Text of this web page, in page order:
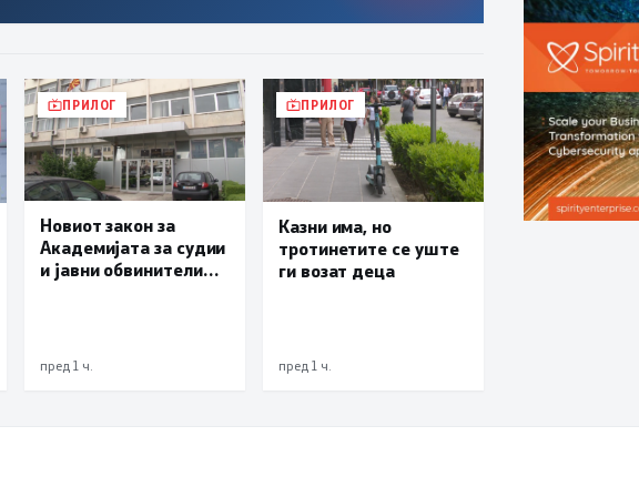
ПРИЛОГ
Новиот закон за
Академијата за судии
и јавни обвинители
пред 1 ч.
ПРИЛОГ
Казни има, но
тротинетите се уште
ги возат деца
пред 1 ч.